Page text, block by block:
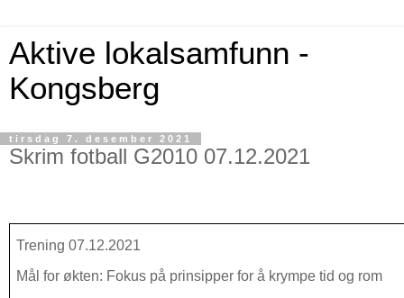
Aktive lokalsamfunn -
Kongsberg
tirsdag 7. desember 2021
Skrim fotball G2010 07.12.2021
Trening 07.12.2021
Mål for økten: Fokus på prinsipper for å krympe tid og rom